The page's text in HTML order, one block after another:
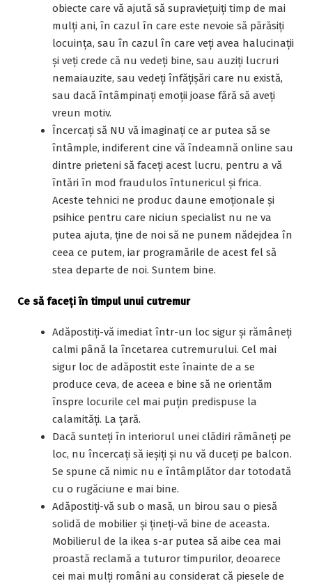
obiecte care vă ajută să supravieţuiţi timp de mai
mulți ani, în cazul în care este nevoie să părăsiţi
locuinţa, sau în cazul în care veți avea halucinații
și veți crede că nu vedeți bine, sau auziți lucruri
nemaiauzite, sau vedeți înfățișări care nu există,
sau dacă întâmpinați emoții joase fără să aveți
vreun motiv.
Încercaţi să NU vă imaginaţi ce ar putea să se
întâmple, indiferent cine vă îndeamnă online sau
dintre prieteni să faceți acest lucru, pentru a vă
întări în mod fraudulos întunericul și frica.
Aceste tehnici ne produc daune emoționale și
psihice pentru care niciun specialist nu ne va
putea ajuta, ține de noi să ne punem nădejdea în
ceea ce putem, iar programările de acest fel să
stea departe de noi. Suntem bine.
Ce să faceți în timpul unui cutremur
Adăpostiţi-vă imediat într-un loc sigur şi rămâneţi
calmi până la încetarea cutremurului. Cel mai
sigur loc de adăpostit este înainte de a se
produce ceva, de aceea e bine să ne orientăm
înspre locurile cel mai puțin predispuse la
calamități. La țară.
Dacă sunteţi în interiorul unei clădiri rămâneţi pe
loc, nu încercaţi să ieşiți şi nu vă duceţi pe balcon.
Se spune că nimic nu e întâmplător dar totodată
cu o rugăciune e mai bine.
Adăpostiţi-vă sub o masă, un birou sau o piesă
solidă de mobilier şi ţineţi-vă bine de aceasta.
Mobilierul de la ikea s-ar putea să aibe cea mai
proastă reclamă a tuturor timpurilor, deoarece
cei mai mulți români au considerat că piesele de